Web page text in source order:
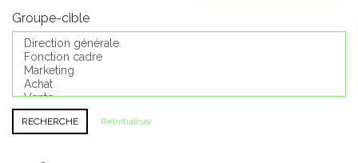
Groupe-cible
Réinitialiser